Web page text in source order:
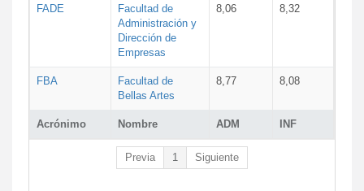
Acrónimo Nombre ADM INF
FADE
Facultad de
Administración y
Dirección de
Empresas
8,06 8,32
FBA
Facultad de
Bellas Artes
8,77 8,08
Previa 1 Siguiente